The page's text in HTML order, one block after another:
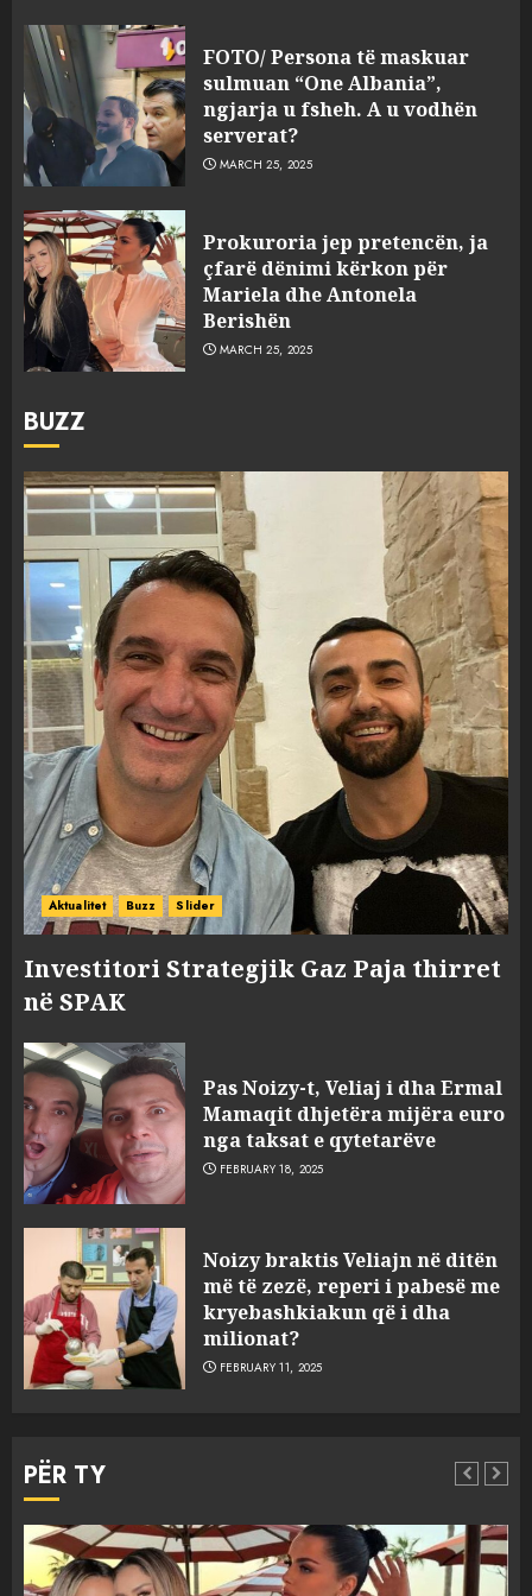
FOTO/ Persona të maskuar
sulmuan “One Albania”,
ngjarja u fsheh. A u vodhën
serverat?
MARCH 25, 2025
Prokuroria jep pretencën, ja
çfarë dënimi kërkon për
Mariela dhe Antonela
Berishën
MARCH 25, 2025
BUZZ
Aktualitet Buzz Slider
Investitori Strategjik Gaz Paja thirret
në SPAK
Pas Noizy-t, Veliaj i dha Ermal
Mamaqit dhjetëra mijëra euro
nga taksat e qytetarëve
FEBRUARY 18, 2025
Noizy braktis Veliajn në ditën
më të zezë, reperi i pabesë me
kryebashkiakun që i dha
milionat?
FEBRUARY 11, 2025
PËR TY
3
sulmuan “One Albania”,
ngjarja u fsheh. A u vodhën
serverat?
MARCH 25, 2025
4 MARCH 25, 2025